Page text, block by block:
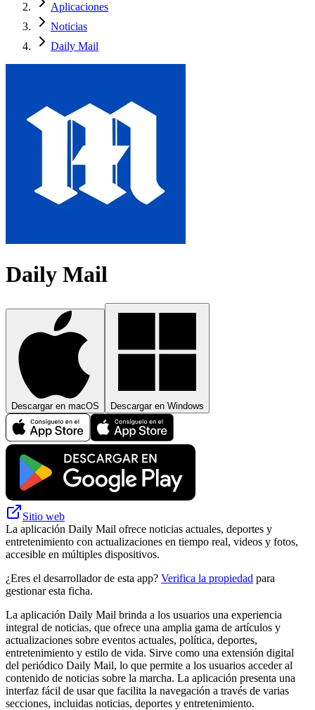
Aplicaciones
Noticias
Daily Mail
Daily Mail
Descargar en macOS Descargar en Windows
Sitio web
La aplicación Daily Mail ofrece noticias actuales, deportes y
entretenimiento con actualizaciones en tiempo real, videos y fotos,
accesible en múltiples dispositivos.
¿Eres el desarrollador de esta app? Verifica la propiedad para
gestionar esta ficha.
La aplicación Daily Mail brinda a los usuarios una experiencia
integral de noticias, que ofrece una amplia gama de artículos y
actualizaciones sobre eventos actuales, política, deportes,
entretenimiento y estilo de vida. Sirve como una extensión digital
del periódico Daily Mail, lo que permite a los usuarios acceder al
contenido de noticias sobre la marcha. La aplicación presenta una
interfaz fácil de usar que facilita la navegación a través de varias
secciones, incluidas noticias, deportes y entretenimiento.